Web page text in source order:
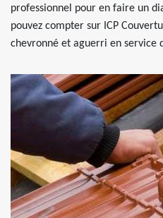
professionnel pour en faire un
pouvez compter sur ICP
chevronné et aguerri en service